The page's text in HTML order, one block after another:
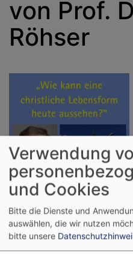
von Prof.
Röhser
Verwendung
und Cookies
Bitte die Dienste und
auswählen, die wir nutzen
bitte unsere